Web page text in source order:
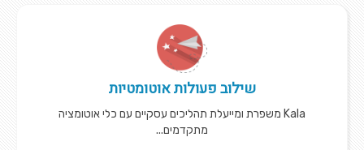
שילוב פעולות אוטומטיות
Kala משפרת ומייעלת תהליכים עסקיים עם כלי אוטומציה
מתקדמים...